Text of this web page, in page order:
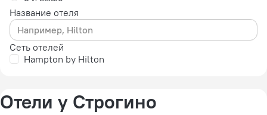
Название отеля
Сеть отелей
Hampton by Hilton
Отели у Строгино